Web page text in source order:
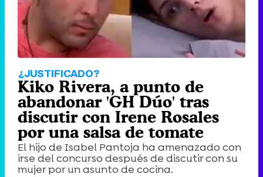
¿JUSTIFICADO?
Kiko Rivera, a punto de
abandonar 'GH Dúo' tras
discutir con Irene Rosales
por una salsa de tomate
El hijo de Isabel Pantoja ha amenazado con
irse del concurso después de discutir con su
mujer por un asunto de cocina.